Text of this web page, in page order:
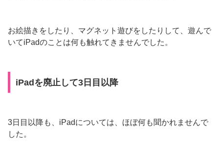
お絵描きをしたり、マグネット遊びをしたりして、遊んで
いてiPadのことは何も触れてきませんでした。
iPadを廃止して3日目以降
3日目以降も、iPadについては、ほぼ何も聞かれませんで
した。